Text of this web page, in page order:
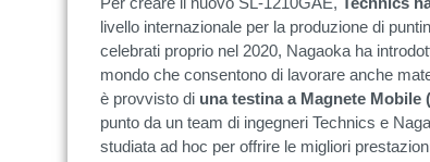
livello internazionale per la produzione di
celebrati proprio nel 2020, Nagaoka ha
mondo che consentono di lavorare anche
è provvisto di una testina a Magnete Mobile
punto da un team di ingegneri Technics e
studiata ad hoc per offrire le migliori